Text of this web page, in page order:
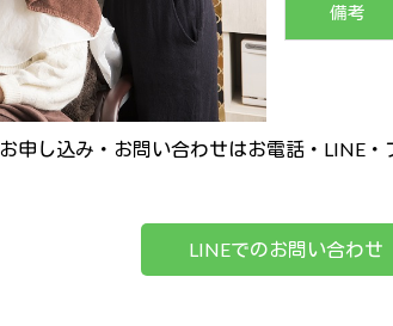
備考
お申し込み・お問い合わせはお電話・LINE
LINEでのお問い合わせ